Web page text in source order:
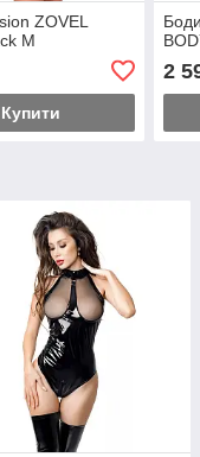
ZOVEL
M
Купити
2